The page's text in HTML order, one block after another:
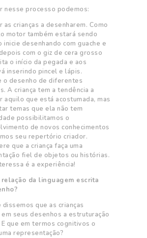
nesse processo podemos:
as crianças a desenharem. Como
motor também estará sendo
inicie desenhando com guache e
com o giz de cera grosso
o início da pegada e aos
inserindo pincel e lápis.
o desenho de diferentes
A criança tem a tendência a
aquilo que está acostumada, mas
temas que ela não tem
possibilitamos o
de novos conhecimentos
seu repertório criador.
que a criança faça uma
fiel de objetos ou histórias.
é a experiência!
relação da linguagem escrita
dissemos que as crianças
seus desenhos a estruturação
que em termos cognitivos o
representação?